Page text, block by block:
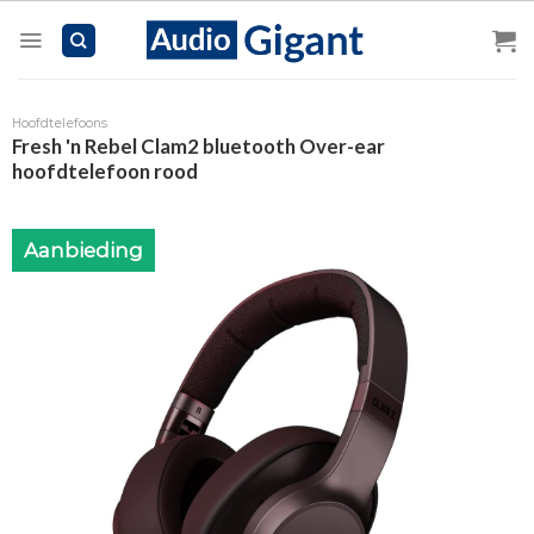
Hoofdtelefoons
Fresh 'n Rebel Clam2 bluetooth Over-ear
hoofdtelefoon rood
Aanbieding